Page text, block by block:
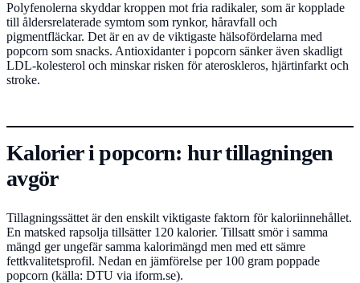
Polyfenolerna skyddar kroppen mot fria radikaler, som är kopplade
till åldersrelaterade symtom som rynkor, håravfall och
pigmentfläckar. Det är en av de viktigaste hälsofördelarna med
popcorn som snacks. Antioxidanter i popcorn sänker även skadligt
LDL-kolesterol och minskar risken för ateroskleros, hjärtinfarkt och
stroke.
Kalorier i popcorn: hur tillagningen
avgör
Tillagningssättet är den enskilt viktigaste faktorn för kaloriinnehållet.
En matsked rapsolja tillsätter 120 kalorier. Tillsatt smör i samma
mängd ger ungefär samma kalorimängd men med ett sämre
fettkvalitetsprofil. Nedan en jämförelse per 100 gram poppade
popcorn (källa: DTU via iform.se).